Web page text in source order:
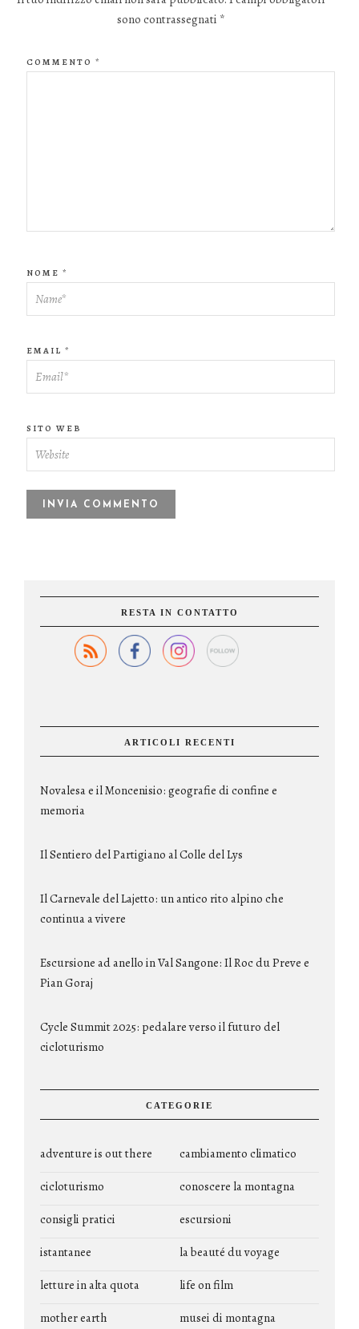
sono contrassegnati *
COMMENTO *
NOME *
EMAIL *
SITO WEB
RESTA IN CONTATTO
ARTICOLI RECENTI
Novalesa e il Moncenisio: geografie di confine e
memoria
Il Sentiero del Partigiano al Colle del Lys
Il Carnevale del Lajetto: un antico rito alpino che
continua a vivere
Escursione ad anello in Val Sangone: Il Roc du Preve e
Pian Goraj
Cycle Summit 2025: pedalare verso il futuro del
cicloturismo
CATEGORIE
adventure is out there cambiamento climatico
cicloturismo conoscere la montagna
consigli pratici escursioni
istantanee la beauté du voyage
letture in alta quota life on film
mother earth musei di montagna